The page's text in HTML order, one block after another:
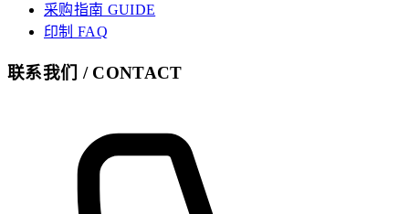
采购指南 GUIDE
印制 FAQ
联系我们 / CONTACT